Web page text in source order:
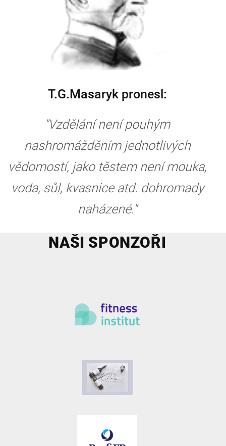
T.G.Masaryk pronesl:
"Vzdělání není pouhým
nashromážděním jednotlivých
vědomostí, jako těstem není mouka,
voda, sůl, kvasnice atd. dohromady
naházené."
NAŠI SPONZOŘI